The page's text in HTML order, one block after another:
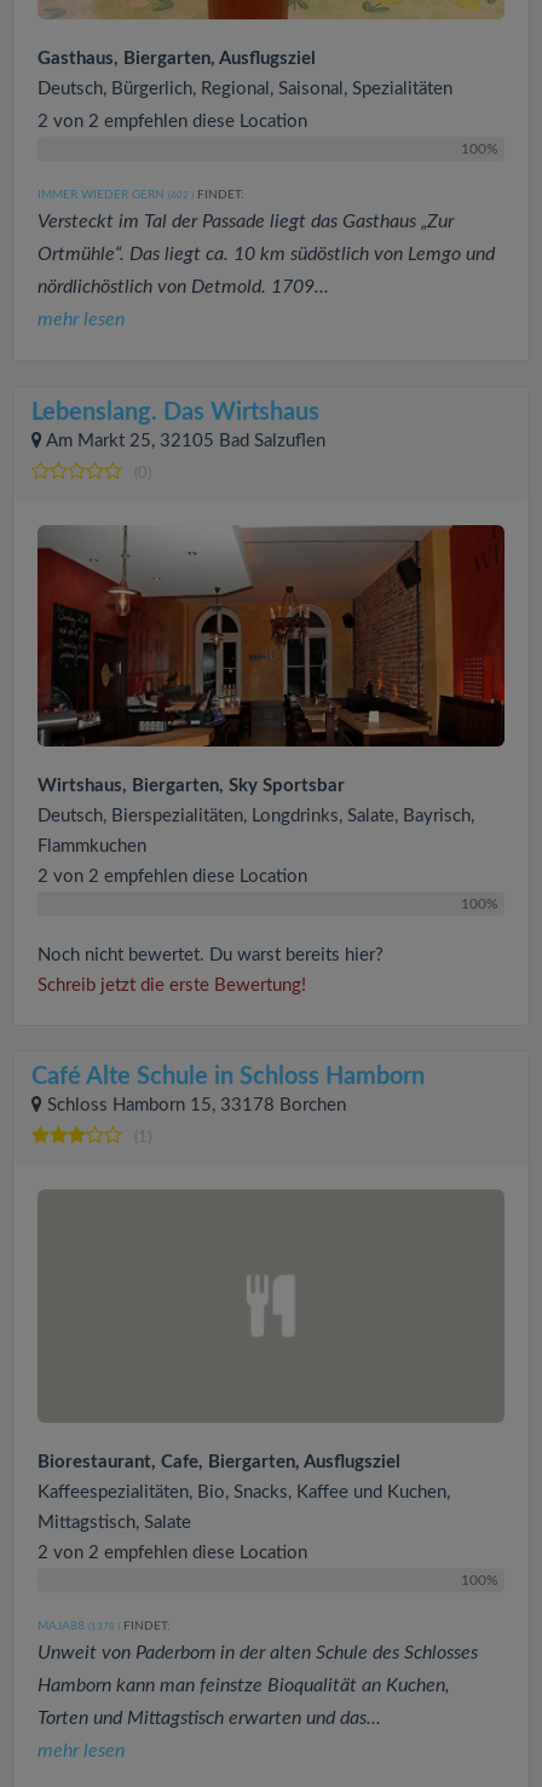
Gasthaus, Biergarten, Ausflugsziel
Deutsch, Bürgerlich, Regional, Saisonal, Spezialitäten
2 von 2 empfehlen diese Location
100%
IMMER WIEDER GERN (402 ) FINDET:
Versteckt im Tal der Passade liegt das Gasthaus „Zur
Ortmühle“. Das liegt ca. 10 km südöstlich von Lemgo und
nördlichöstlich von Detmold. 1709...
mehr lesen
Lebenslang. Das Wirtshaus
Am Markt 25, 32105 Bad Salzuflen
(0)
Wirtshaus, Biergarten, Sky Sportsbar
Deutsch, Bierspezialitäten, Longdrinks, Salate, Bayrisch,
Flammkuchen
2 von 2 empfehlen diese Location
100%
Noch nicht bewertet. Du warst bereits hier?
Schreib jetzt die erste Bewertung!
Café Alte Schule in Schloss Hamborn
Schloss Hamborn 15, 33178 Borchen
Biorestaurant, Cafe, Biergarten, Ausflugsziel
Kaffeespezialitäten, Bio, Snacks, Kaffee und Kuchen,
Mittagstisch, Salate
2 von 2 empfehlen diese Location
100%
MAJA88 (1378 ) FINDET:
Unweit von Paderborn in der alten Schule des Schlosses
Hamborn kann man feinstze Bioqualität an Kuchen,
Torten und Mittagstisch erwarten und das...
mehr lesen